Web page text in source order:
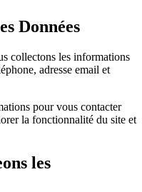
Données
collectons les informations
adresse email et
pour vous contacter
la fonctionnalité du site et
les